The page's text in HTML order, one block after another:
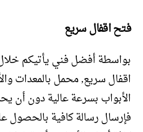
فتح اقفال سريع
بواسطة أفضل فني يأتيكم
اقفال سريع, محمل بالمعدات
الأبواب بسرعة عالية دون أن
فإرسال رسالة كافية بالحصول